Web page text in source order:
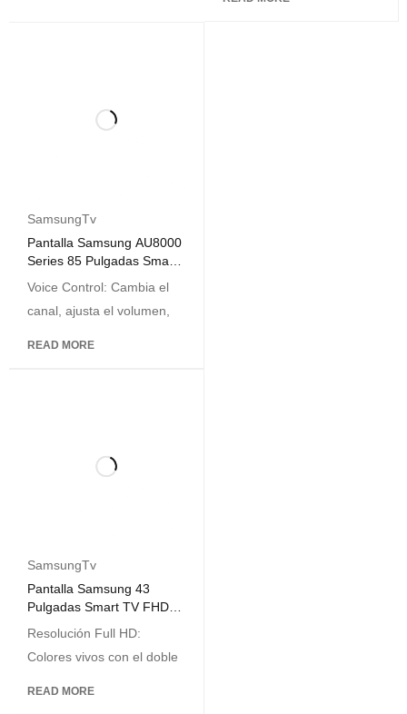
SamsungTv
Pantalla Samsung AU8000
Series 85 Pulgadas Smart
Voice Control: Cambia el
canal, ajusta el volumen,
READ MORE
SamsungTv
Pantalla Samsung 43
Pulgadas Smart TV FHD
Resolución Full HD:
Colores vivos con el doble
READ MORE